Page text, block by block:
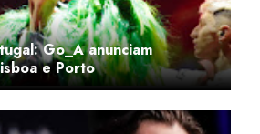
Go_A anunciam
e Porto